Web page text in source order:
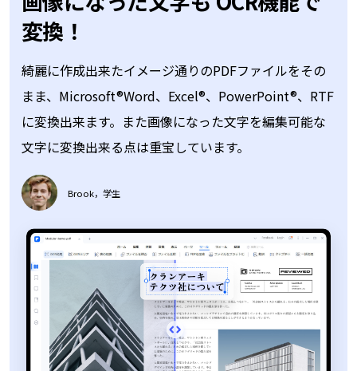
注釈やハイライトなど共有
PDFのチェックがしやすい
綺麗に作成出来たイメージ通りのPDFファイルをその
まま、Microsoft®Word、Excel®、PowerPoint®、RTF
に変換出来ます。また画像になった文字を編集可能な
文字に変換出来る点は重宝しています。
Brook，学生